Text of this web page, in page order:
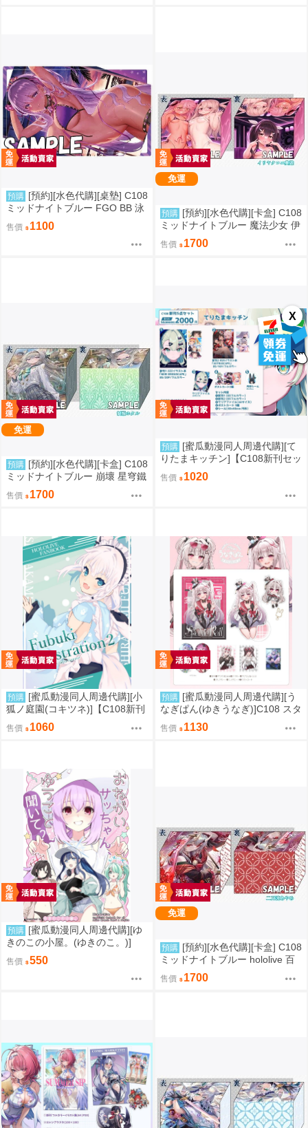
X
預購 [預約][水色代購][桌墊] C108
ミッドナイトブルー FGO BB 泳
售價 1100
免運
預購 [預約][水色代購][卡盒] C108
ミッドナイトブルー 魔法少女 伊
莉雅&美遊&克洛伊
售價 1700
免運
預購 [預約][水色代購][卡盒] C108
ミッドナイトブルー 崩壞 星穹鐵
道 流螢
售價 1700
預購 [蜜瓜動漫同人周邊代購][て
りたまキッチン]【C108新刊セッ
ト】NEW ERIDUSCAPEセット
(絕區零)(同人誌)
售價 1020
預購 [蜜瓜動漫同人周邊代購][小
狐ノ庭園(コキツネ)]【C108新刊
セット】Fubuki Illustration 2
【特典付】(Hololive)(同人誌)
售價 1060
預購 [蜜瓜動漫同人周邊代購][う
なぎぱん(ゆきうなぎ)]C108 スタ
レ新刊セット うなぎぱん(崩壞：
星穹鐵道)(同人誌)
售價 1130
預購 [蜜瓜動漫同人周邊代購][ゆ
きのこの小屋。(ゆきのこ。)]
【新刊セット】おねがいサッち
ゃん、ゆうこと聞いて(蔚藍檔案)
售價 550
免運
預購 [預約][水色代購][卡盒] C108
ミッドナイトブルー hololive 百
鬼あやめ
售價 1700